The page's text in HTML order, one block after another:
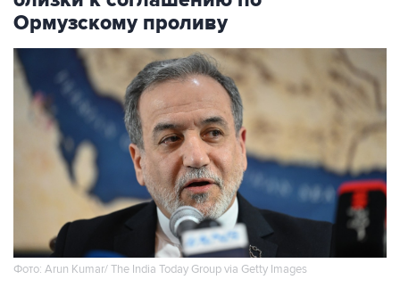
Фото: Arun Kumar/ The India Today Group via Getty Images
Москва. 8 августа. INTERFAX.RU - Тегеран и